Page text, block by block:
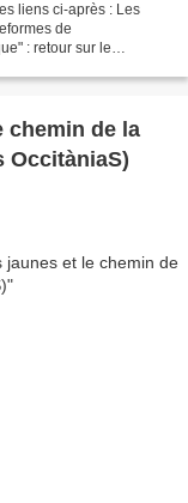
liens ci-après : Les
de
: retour sur le
chemin de la
OccitàniaS)